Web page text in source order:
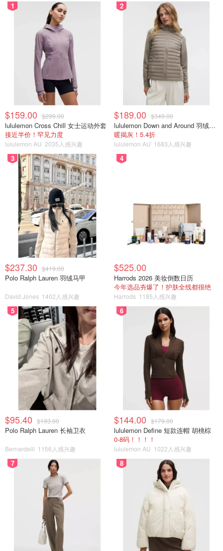
1
$159.00 $299.00
lululemon Cross Chill 女士运动外套
接近半价！罕见力度
lululemon AU 2035人感兴趣
2
$189.00 $349.00
lululemon Down and Around 羽绒夹克
暖揭灰！5.4折
lululemon AU 1683人感兴趣
3
$237.30 $419.00
Polo Ralph Lauren 羽绒马甲
David Jones 1402人感兴趣
4
$525.00
Harrods 2026 美妆倒数日历
今年选品夯爆了！护肤全线都很绝
Harrods 1185人感兴趣
5
$95.40 $193.00
Polo Ralph Lauren 长袖卫衣
Bernardelli 1156人感兴趣
6
$144.00 $179.00
lululemon Define 短款连帽 胡桃棕
0-8码！！！！
lululemon AU 1022人感兴趣
7 8